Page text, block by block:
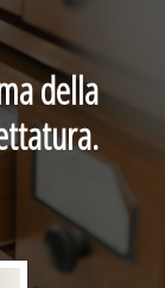
della